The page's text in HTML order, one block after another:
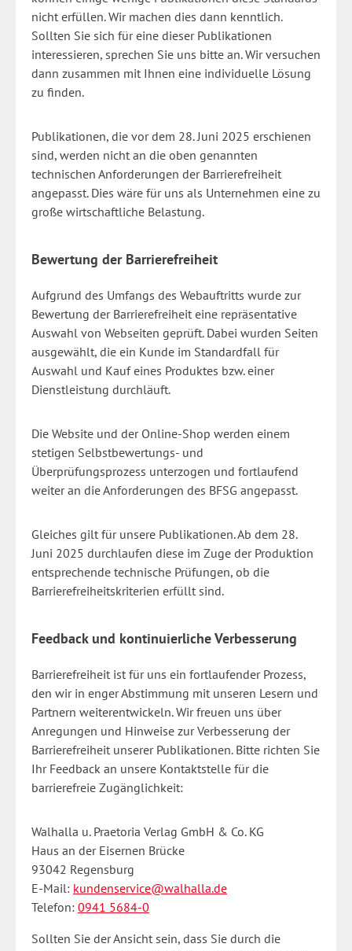
nicht erfüllen. Wir machen dies dann kenntlich.
Sollten Sie sich für eine dieser Publikationen
interessieren, sprechen Sie uns bitte an. Wir versuchen
dann zusammen mit Ihnen eine individuelle Lösung
zu finden.
Publikationen, die vor dem 28. Juni 2025 erschienen
sind, werden nicht an die oben genannten
technischen Anforderungen der Barrierefreiheit
angepasst. Dies wäre für uns als Unternehmen eine zu
große wirtschaftliche Belastung.
Bewertung der Barrierefreiheit
Aufgrund des Umfangs des Webauftritts wurde zur
Bewertung der Barrierefreiheit eine repräsentative
Auswahl von Webseiten geprüft. Dabei wurden Seiten
ausgewählt, die ein Kunde im Standardfall für
Auswahl und Kauf eines Produktes bzw. einer
Dienstleistung durchläuft.
Die Website und der Online-Shop werden einem
stetigen Selbstbewertungs- und
Überprüfungsprozess unterzogen und fortlaufend
weiter an die Anforderungen des BFSG angepasst.
Gleiches gilt für unsere Publikationen. Ab dem 28.
Juni 2025 durchlaufen diese im Zuge der Produktion
entsprechende technische Prüfungen, ob die
Barrierefreiheitskriterien erfüllt sind.
Feedback und kontinuierliche Verbesserung
Barrierefreiheit ist für uns ein fortlaufender Prozess,
den wir in enger Abstimmung mit unseren Lesern und
Partnern weiterentwickeln. Wir freuen uns über
Anregungen und Hinweise zur Verbesserung der
Barrierefreiheit unserer Publikationen. Bitte richten Sie
Ihr Feedback an unsere Kontaktstelle für die
barrierefreie Zugänglichkeit:
Walhalla u. Praetoria Verlag GmbH & Co. KG
Haus an der Eisernen Brücke
93042 Regensburg
E-Mail: kundenservice@walhalla.de
Telefon: 0941 5684-0
Sollten Sie der Ansicht sein, dass Sie durch die